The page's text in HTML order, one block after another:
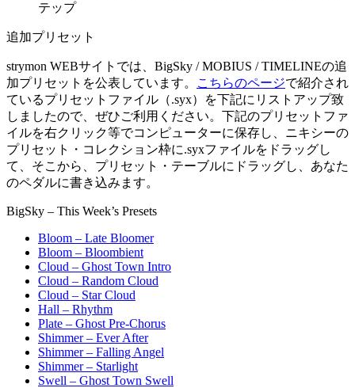
テップ
追加プリセット
strymon WEBサイトでは、BigSky / MOBIUS / TIMELINEの追
加プリセットを公表しています。
こちらのページで紹介され
ているプリセットファイル（.syx）を下記にリストアップ致
しましたので、ぜひご利用ください。下記のプリセットファ
イルを右クリック等でコンピューターに保存し、ニキシーの
プリセット・コレクション枠に.syxファイルをドラッグし
て、そこから、プリセット・テーブルにドラッグし、あなた
のペダルに書き込みます。
BigSky – This Week’s Presets
Bloom – Late Bloomer
Bloom – Bloombient
Cloud – Ghost Town Intro
Cloud – Random Cloud
Cloud – Star Cloud
Hall – Rhythm
Plate – Ghost Pre-Chorus
Shimmer – Ever After
Shimmer – Falling Angel
Shimmer – Starlight
Swell – Ghost Town Swell